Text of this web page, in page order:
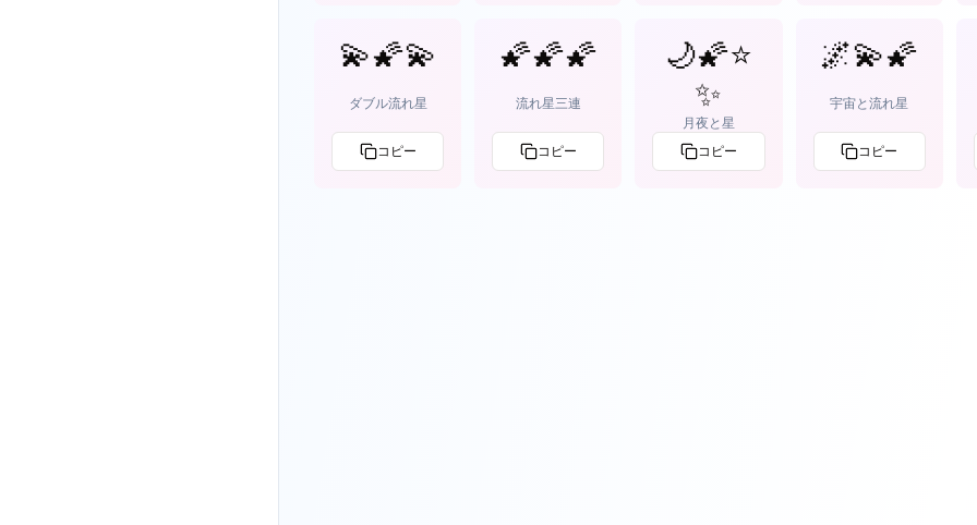
💫🌠💫
ダブル流れ星
コピー
🌠🌠🌠
流れ星三連
コピー
🌙🌠⭐
✨
月夜と星
コピー
🌌💫🌠
宇宙と流れ星
コピー